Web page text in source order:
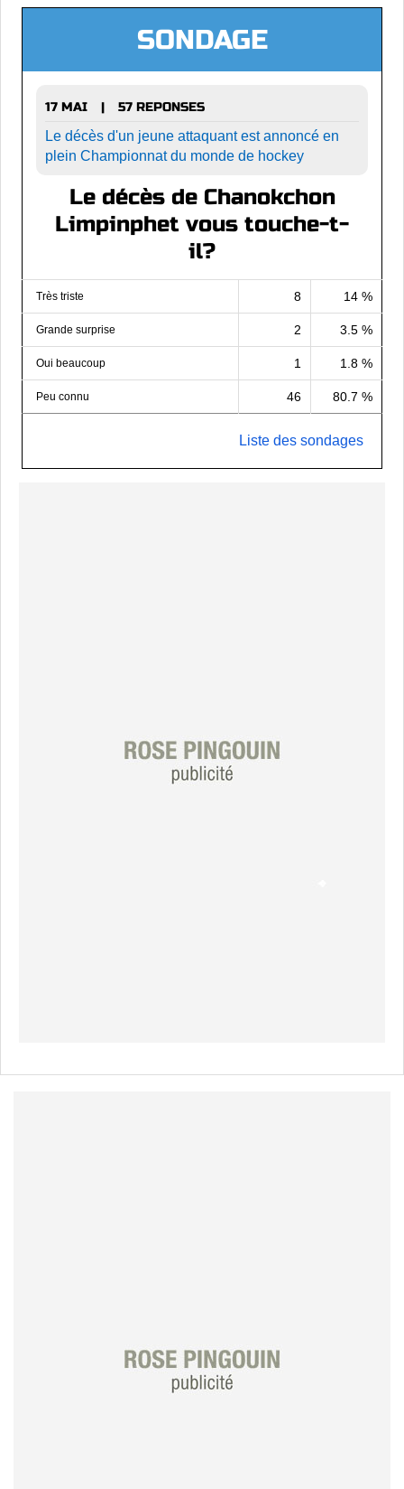
SONDAGE
17 MAI |
57 REPONSES
Le décès d'un jeune attaquant est annoncé en
plein Championnat du monde de hockey
Le décès de Chanokchon
Limpinphet vous touche-t-
il?
Très triste 8 14 %
Grande surprise 2 3.5 %
Oui beaucoup 1 1.8 %
Peu connu 46 80.7 %
Liste des sondages